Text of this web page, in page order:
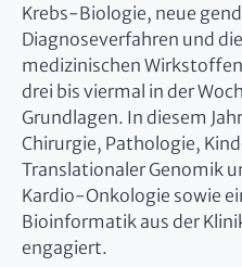
Krebs-Biologie, neue
Diagnoseverfahren und
medizinischen
drei bis viermal in der
Grundlagen. In diesem
Chirurgie, Pathologie,
Translationaler Genomik
Kardio-Onkologie sowie
Bioinformatik aus der
engagiert.